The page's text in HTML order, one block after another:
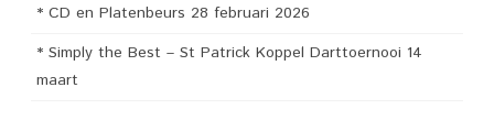
* CD en Platenbeurs 28 februari 2026
* Simply the Best – St Patrick Koppel Darttoernooi 14
maart